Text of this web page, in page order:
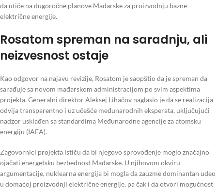
da utiče na dugoročne planove Mađarske za proizvodnju bazne
električne energije.
Rosatom spreman na saradnju, ali
neizvesnost ostaje
Kao odgovor na najavu revizije, Rosatom je saopštio da je spreman da
sarađuje sa novom mađarskom administracijom po svim aspektima
projekta. Generalni direktor Aleksej Lihačov naglasio je da se realizacija
odvija transparentno i uz učešće međunarodnih eksperata, uključujući
nadzor usklađen sa standardima Međunarodne agencije za atomsku
energiju (IAEA).
Zagovornici projekta ističu da bi njegovo sprovođenje moglo značajno
ojačati energetsku bezbednost Mađarske. U njihovom okviru
argumentacije, nuklearna energija bi mogla da zauzme dominantan udeo
u domaćoj proizvodnji električne energije, pa čak i da otvori mogućnost